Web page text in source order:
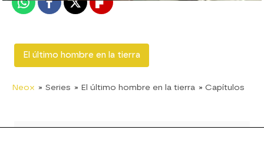
WhatsappFacebook
X Flipboard
El último hombre en la tierra
Neox » Series » El último hombre en la tierra » Capítulos